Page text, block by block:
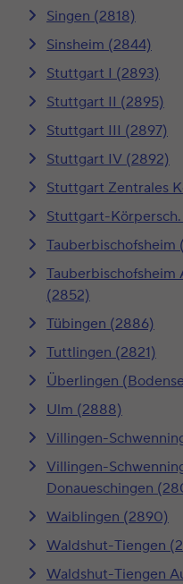
Singen (2818)
Sinsheim (2844)
Stuttgart I (2893)
Stuttgart II (2895)
Stuttgart III (2897)
Stuttgart IV (2892)
Stuttgart Zentrales
Stuttgart-
Tauberbischofsheim
(2852)
Tübingen (2886)
Tuttlingen (2821)
Überlingen
Ulm (2888)
Villingen-
Villingen-
Donaueschingen
Waiblingen (2890)
Waldshut-Tiengen
Waldshut-Tiengen